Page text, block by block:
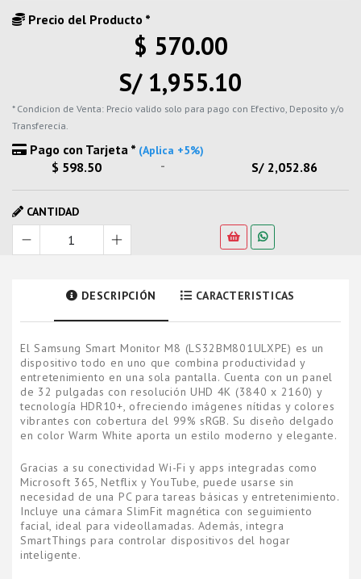
Precio del Producto *
$ 570.00
S/ 1,955.10
* Condicion de Venta: Precio valido solo para pago con Efectivo, Deposito y/o
Transferecia.
Pago con Tarjeta * (Aplica +5%)
$ 598.50 - S/ 2,052.86
CANTIDAD
DESCRIPCIÓN CARACTERISTICAS
El Samsung Smart Monitor M8 (LS32BM801ULXPE) es un
dispositivo todo en uno que combina productividad y
entretenimiento en una sola pantalla. Cuenta con un panel
de 32 pulgadas con resolución UHD 4K (3840 x 2160) y
tecnología HDR10+, ofreciendo imágenes nítidas y colores
vibrantes con cobertura del 99% sRGB. Su diseño delgado
en color Warm White aporta un estilo moderno y elegante.
Gracias a su conectividad Wi-Fi y apps integradas como
Microsoft 365, Netflix y YouTube, puede usarse sin
necesidad de una PC para tareas básicas y entretenimiento.
Incluye una cámara SlimFit magnética con seguimiento
facial, ideal para videollamadas. Además, integra
SmartThings para controlar dispositivos del hogar
inteligente.